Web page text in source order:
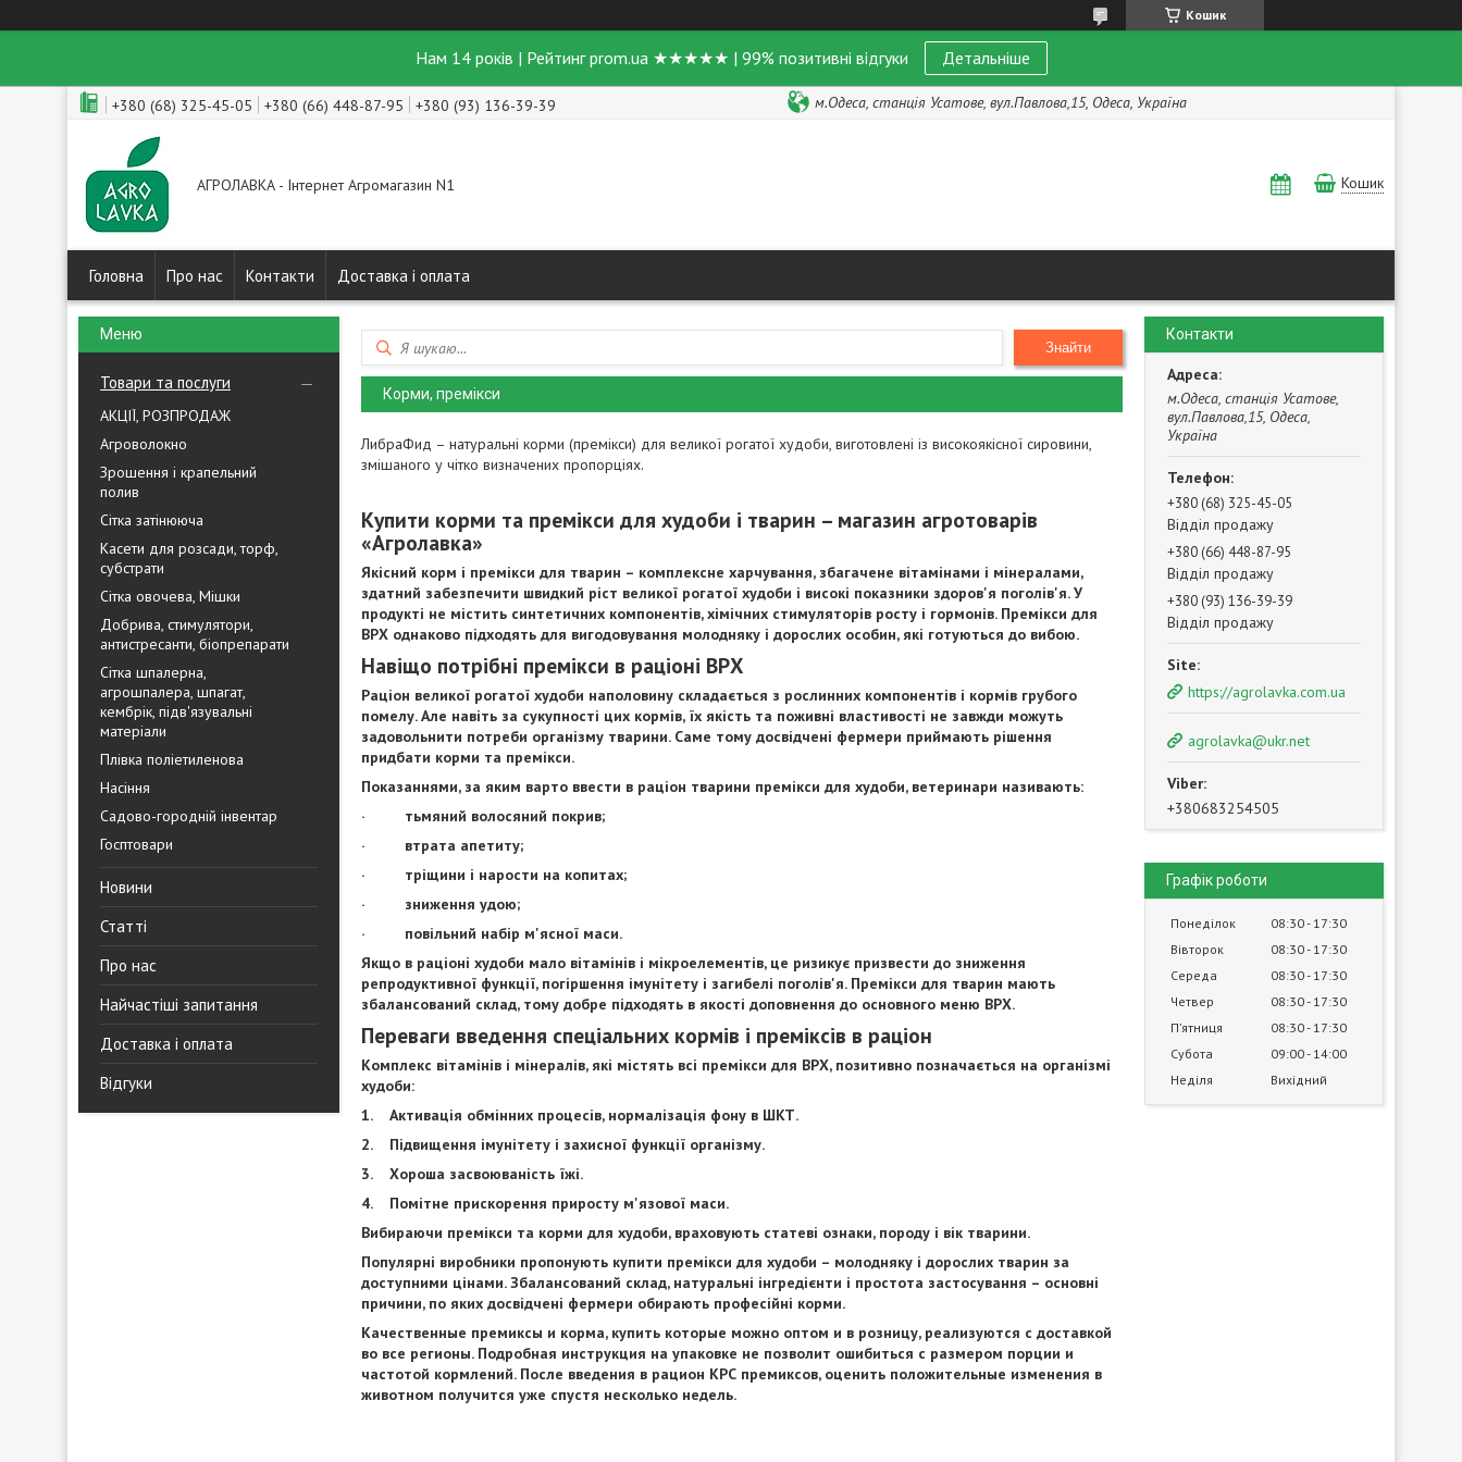
Кошик
Нам 14 років | Рейтинг prom.ua ★★★★★ | 99% позитивні відгуки Детальніше
+380 (68) 325-45-05 +380 (66) 448-87-95 +380 (93) 136-39-39 м.Одеса, станція Усатове, вул.Павлова,15, Одеса, Україна
АГРОЛАВКА - Інтернет Агромагазин N1 Кошик
Головна Про нас Контакти Доставка і оплата
Товари та послуги
АКЦІЇ, РОЗПРОДАЖ
Агроволокно
Зрошення і крапельний
полив
Сітка затінююча
Касети для розсади, торф,
субстрати
Сітка овочева, Мішки
Добрива, стимулятори,
антистресанти, біопрепарати
Сітка шпалерна,
агрошпалера, шпагат,
кембрік, підв'язувальні
матеріали
Плівка поліетиленова
Насіння
Садово-городній інвентар
Госптовари
Новини
Статті
Про нас
Найчастіші запитання
Доставка і оплата
Відгуки
Знайти
Корми, премікси
ЛибраФид – натуральні корми (премікси) для великої рогатої худоби, виготовлені із високоякісної сировини,
змішаного у чітко визначених пропорціях.
Купити корми та премікси для худоби і тварин – магазин агротоварів
«Агролавка»
Якісний корм і премікси для тварин – комплексне харчування, збагачене вітамінами і мінералами,
здатний забезпечити швидкий ріст великої рогатої худоби і високі показники здоров'я поголів'я. У
продукті не містить синтетичних компонентів, хімічних стимуляторів росту і гормонів. Премікси для
ВРХ однаково підходять для вигодовування молодняку і дорослих особин, які готуються до вибою.
Навіщо потрібні премікси в раціоні ВРХ
Раціон великої рогатої худоби наполовину складається з рослинних компонентів і кормів грубого
помелу. Але навіть за сукупності цих кормів, їх якість та поживні властивості не завжди можуть
задовольнити потреби організму тварини. Саме тому досвідчені фермери приймають рішення
придбати корми та премікси.
Показаннями, за яким варто ввести в раціон тварини премікси для худоби, ветеринари називають:
· тьмяний волосяний покрив;
· втрата апетиту;
· тріщини і нарости на копитах;
· зниження удою;
· повільний набір м'ясної маси.
Якщо в раціоні худоби мало вітамінів і мікроелементів, це ризикує призвести до зниження
репродуктивної функції, погіршення імунітету і загибелі поголів'я. Премікси для тварин мають
збалансований склад, тому добре підходять в якості доповнення до основного меню ВРХ.
Переваги введення спеціальних кормів і преміксів в раціон
Комплекс вітамінів і мінералів, які містять всі премікси для ВРХ, позитивно позначається на організмі
худоби:
1. Активація обмінних процесів, нормалізація фону в ШКТ.
2. Підвищення імунітету і захисної функції організму.
3. Хороша засвоюваність їжі.
4. Помітне прискорення приросту м'язової маси.
Вибираючи премікси та корми для худоби, враховують статеві ознаки, породу і вік тварини.
Популярні виробники пропонують купити премікси для худоби – молодняку і дорослих тварин за
доступними цінами. Збалансований склад, натуральні інгредієнти і простота застосування – основні
причини, по яких досвідчені фермери обирають професійні корми.
Качественные премиксы и корма, купить которые можно оптом и в розницу, реализуются с доставкой
во все регионы. Подробная инструкция на упаковке не позволит ошибиться с размером порции и
частотой кормлений. После введения в рацион КРС премиксов, оценить положительные изменения в
животном получится уже спустя несколько недель.
Контакти
м.Одеса, станція Усатове,
вул.Павлова,15, Одеса,
Україна
+380 (68) 325-45-05
Відділ продажу
+380 (66) 448-87-95
Відділ продажу
+380 (93) 136-39-39
Відділ продажу
https://agrolavka.com.ua
agrolavka@ukr.net
+380683254505
Графік роботи
Понеділок 08:30 17:30
Вівторок
08:30 17:30
Середа
08:30 17:30
Четвер
08:30 17:30
Пʼятниця
08:30 17:30
Субота
09:00 14:00
Неділя
Вихідний